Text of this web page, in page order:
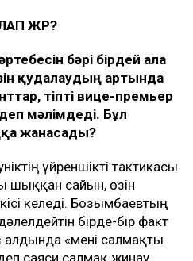
ЖҮР?
бәрі бірдей ала
қудалаудың артында
тіпті вице-премьер
мәлімдеді. Бұл
жанасады?
үйреншікті тактикасы.
шыққан сайын, өзін
келеді. Бозымбаевтың
бірде-бір факт
алдында «мені салмақты
саяси салмақ жинау